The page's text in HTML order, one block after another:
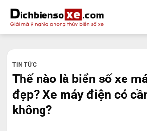
qua
nội
TIN TỨC
Thế nào là biển số xe
đẹp? Xe máy điện có
không?